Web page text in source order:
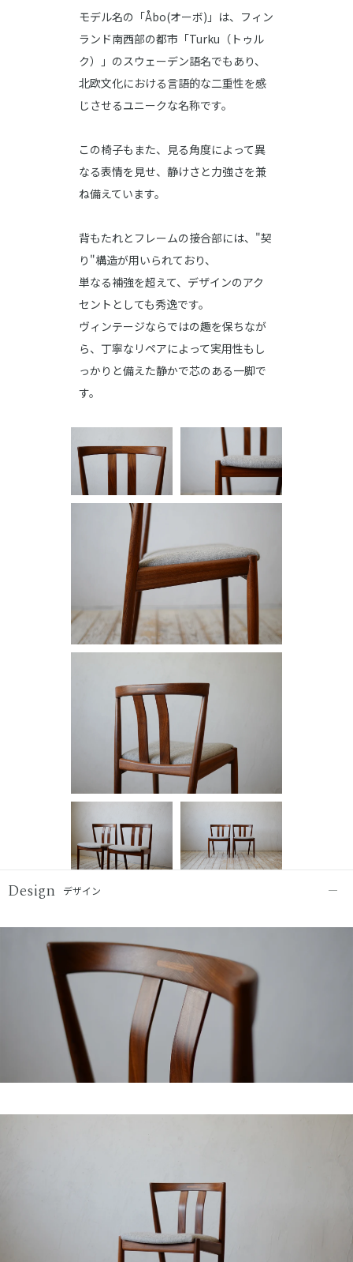
モデル名の「Åbo(オーボ)」は、フィン
ランド南西部の都市「Turku（トゥル
ク）」のスウェーデン語名でもあり、
北欧文化における言語的な二重性を感
じさせるユニークな名称です。
この椅子もまた、見る角度によって異
なる表情を見せ、静けさと力強さを兼
ね備えています。
背もたれとフレームの接合部には、"契
り"構造が用いられており、
単なる補強を超えて、デザインのアク
セントとしても秀逸です。
ヴィンテージならではの趣を保ちなが
ら、丁寧なリペアによって実用性もし
っかりと備えた静かで芯のある一脚で
す。
Design デザイン